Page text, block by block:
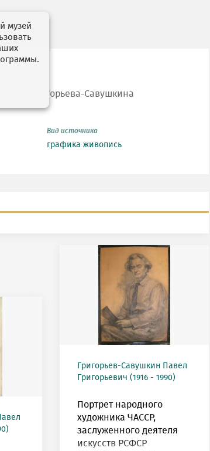
П.Г. Григорьева-Савушкина
Вид источника
графика живопись
Григорьев-Савушкин Павел
Григорьевич (1916 - 1990)
Портрет народного
художника ЧАССР,
заслуженного деятеля
искусств РСФСР
музей